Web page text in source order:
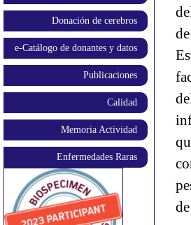
Donación de cerebros
e-Catálogo de donantes y datos
Publicaciones
Calidad
Memoria Actividad
Enfermedades Raras